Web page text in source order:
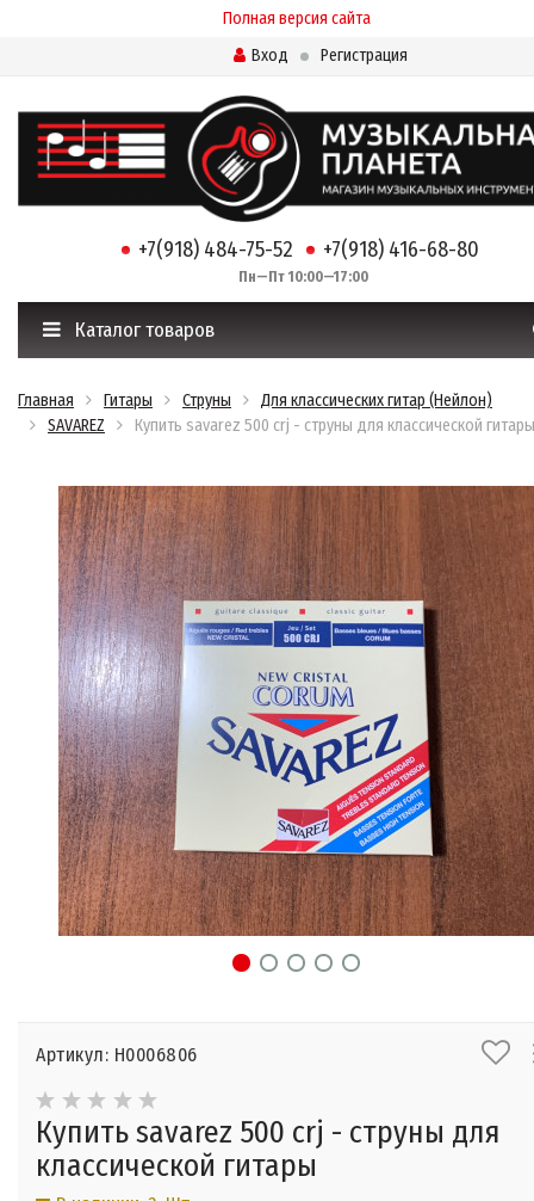
Полная версия сайта
Вход
Регистрация
+7(918) 484-75-52 +7(918) 416-68-80
Пн—Пт 10:00—17:00
Каталог товаров
Главная Гитары Струны
Для классических гитар (Нейлон)
SAVAREZ
Купить savarez 500 crj - струны для классической гитары
Артикул: Н0006806
Купить savarez 500 crj - струны для
классической гитары